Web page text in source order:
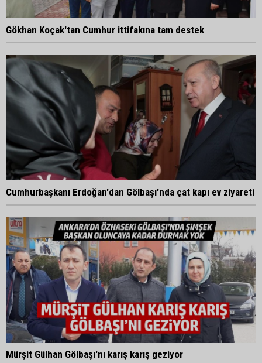
Gökhan Koçak'tan Cumhur ittifakına tam destek
Cumhurbaşkanı Erdoğan'dan Gölbaşı'nda çat kapı ev ziyareti
Mürşit Gülhan Gölbaşı'nı karış karış geziyor